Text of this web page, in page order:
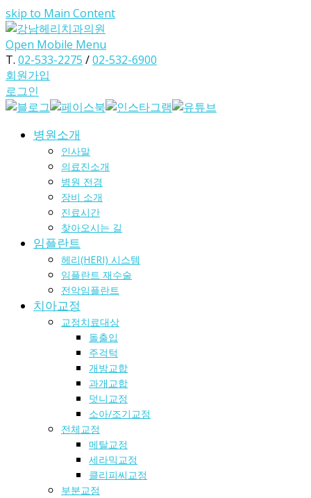
skip to Main Content
Open Mobile Menu
T. 02-533-2275 /02-532-6900
회원가입
로그인
병원소개
인사말
의료진소개
병원 전경
장비 소개
진료시간
찾아오시는 길
임플란트
헤리(HERI) 시스템
임플란트 재수술
전악임플란트
치아교정
교정치료대상
돌출입
주걱턱
개방교합
과개교합
덧니교정
소아/조기교정
전체교정
메탈교정
세라믹교정
클리피씨교정
부분교정